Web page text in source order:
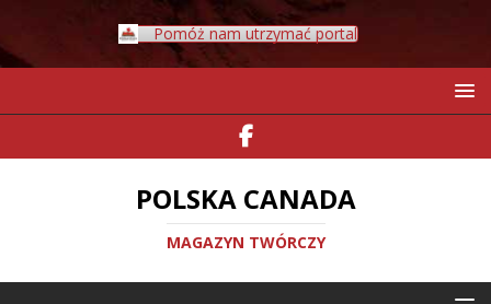
Pomóż nam utrzymać portal
POLSKA CANADA
MAGAZYN TWÓRCZY